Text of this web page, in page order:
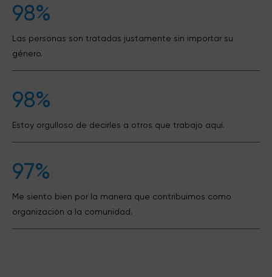
98%
Las personas son tratadas justamente sin importar su
género.
98%
Estoy orgulloso de decirles a otros que trabajo aquí.
97%
Me siento bien por la manera que contribuimos como
organización a la comunidad.